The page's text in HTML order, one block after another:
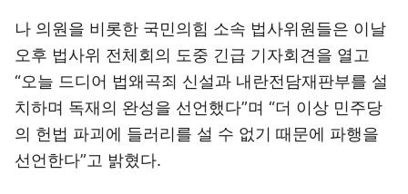
나 의원을 비롯한 국민의힘 소속 법사위원들은 이날
오후 법사위 전체회의 도중 긴급 기자회견을 열고
“오늘 드디어 법왜곡죄 신설과 내란전담재판부를 설
치하며 독재의 완성을 선언했다”며 “더 이상 민주당
의 헌법 파괴에 들러리를 설 수 없기 때문에 파행을
선언한다”고 밝혔다.